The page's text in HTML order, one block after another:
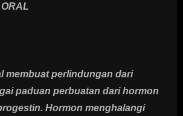
membuat perlindungan dari
paduan perbuatan dari hormon
Hormon menghalangi